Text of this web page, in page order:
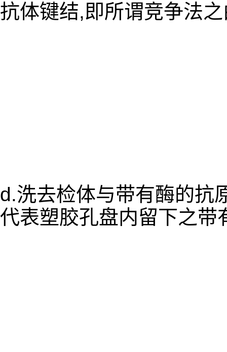
抗体键结,即所谓竞争法
d.洗去检体与带有酶的抗
代表塑胶孔盘内留下之带